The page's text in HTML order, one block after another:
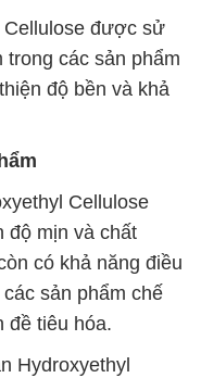
Cellulose được sử
các sản phẩm
độ bền và khả
Cellulose
độ mịn và chất
có khả năng điều
sản phẩm chế
đề tiêu hóa.
Hydroxyethyl